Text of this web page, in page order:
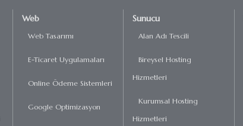
Web
Web Tasarımı
E-Ticaret Uygulamaları
Online Ödeme Sistemleri
Google Optimizasyon
Sunucu
Alan Adı Tescili
Bireysel Hosting
Hizmetleri
Kurumsal Hosting
Hizmetleri